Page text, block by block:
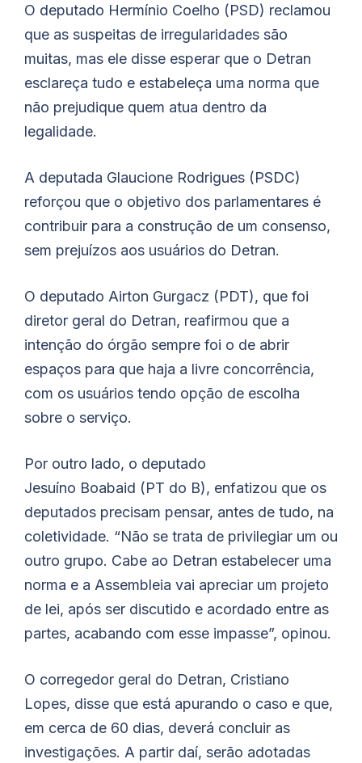
O deputado Hermínio Coelho (PSD) reclamou
que as suspeitas de irregularidades são
muitas, mas ele disse esperar que o Detran
esclareça tudo e estabeleça uma norma que
não prejudique quem atua dentro da
legalidade.
A deputada Glaucione Rodrigues (PSDC)
reforçou que o objetivo dos parlamentares é
contribuir para a construção de um consenso,
sem prejuízos aos usuários do Detran.
O deputado Airton Gurgacz (PDT), que foi
diretor geral do Detran, reafirmou que a
intenção do órgão sempre foi o de abrir
espaços para que haja a livre concorrência,
com os usuários tendo opção de escolha
sobre o serviço.
Por outro lado, o deputado
Jesuíno Boabaid (PT do B), enfatizou que os
deputados precisam pensar, antes de tudo, na
coletividade. “Não se trata de privilegiar um ou
outro grupo. Cabe ao Detran estabelecer uma
norma e a Assembleia vai apreciar um projeto
de lei, após ser discutido e acordado entre as
partes, acabando com esse impasse”, opinou.
O corregedor geral do Detran, Cristiano
Lopes, disse que está apurando o caso e que,
em cerca de 60 dias, deverá concluir as
investigações. A partir daí, serão adotadas